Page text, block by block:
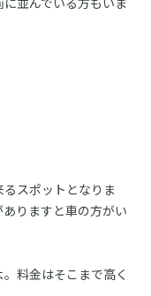
スポットとなりま
りますと車の方がい
料金はそこまで高く